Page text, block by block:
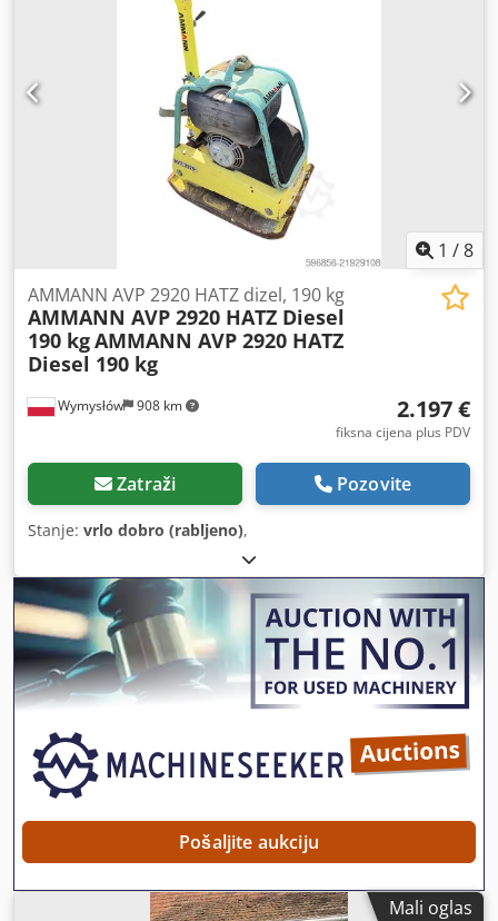
1 /8
Wymysłów 908 km
AMMANN AVP 2920 HATZ dizel, 190 kg
AMMANN AVP 2920 HATZ Diesel
190 kgAMMANN AVP 2920 HATZ
Diesel 190 kg
2.197 €
fiksna cijena plus PDV
Zatraži Pozovite
Stanje: vrlo dobro (rabljeno),
Pošaljite aukciju
Mali oglas